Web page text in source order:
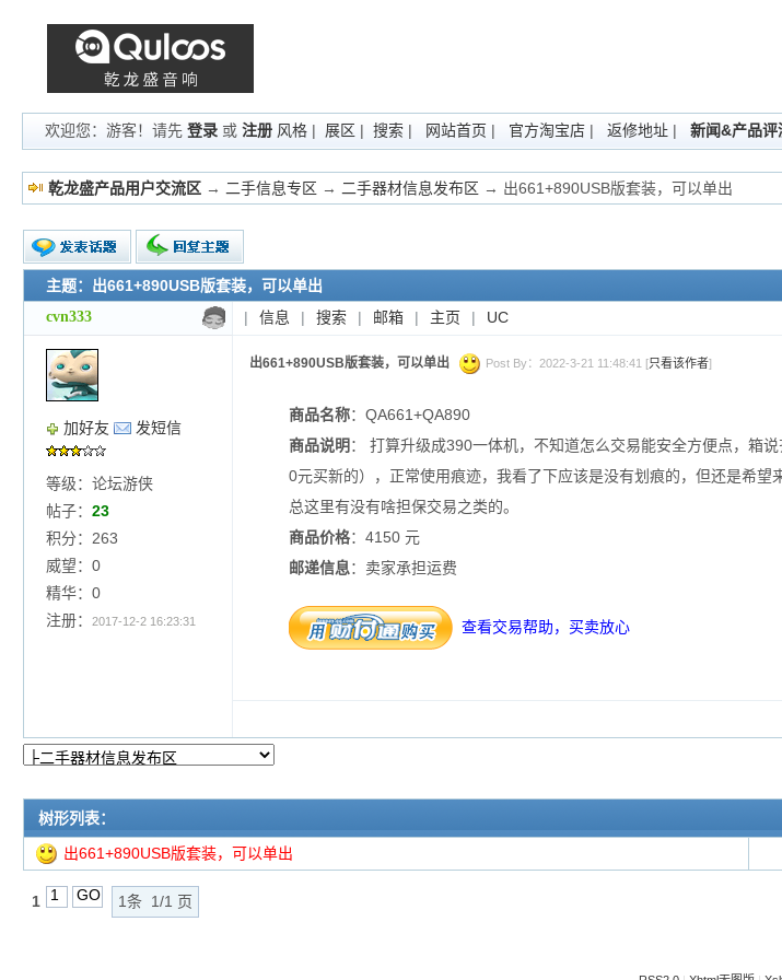
欢迎您：游客！请先登录 或注册 风格 | 展区 |搜索 | 网站首页 | 官方淘宝店 | 返修地址 | 新闻&产品评
乾龙盛产品用户交流区 → 二手信息专区 → 二手器材信息发布区 → 出661+890USB版套装，可以单出
新的主题
投票帖
交易帖
小字报
主题：出661+890USB版套装，可以单出
cvn333 | 信息 | 搜索 | 邮箱 | 主页 | UC
加好友 发短信
等级：论坛游侠
帖子： 23
积分：263
威望：0
精华：0
注册：
2017-12-2 16:23:31
出661+890USB版套装，可以单出 Post By：2022-3-21 11:48:41 [只看该作者]
商品名称：QA661+QA890
商品说明 ： 打算升级成390一体机，不知道怎么交易能安全方便点，箱
0元买新的），正常使用痕迹，我看了下应该是没有划痕的，但还是希
总这里有没有啥担保交易之类的。
商品价格：4150 元
邮递信息：卖家承担运费
查看交易帮助，买卖放心
树形列表：
出661+890USB版套装，可以单出
1 1条 1/1 页